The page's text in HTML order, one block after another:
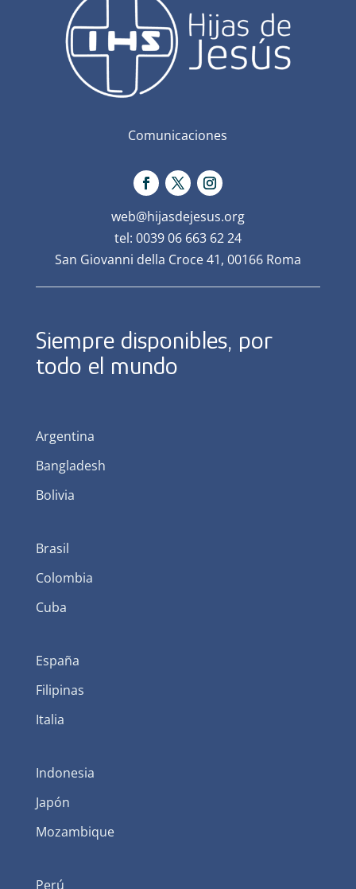
Comunicaciones
web@hijasdejesus.org
tel: 0039 06 663 62 24
San Giovanni della Croce 41, 00166 Roma
Siempre disponibles, por
todo el mundo
Argentina
Bangladesh
Bolivia
Brasil
Colombia
Cuba
España
Filipinas
Italia
Indonesia
Japón
Mozambique
Perú